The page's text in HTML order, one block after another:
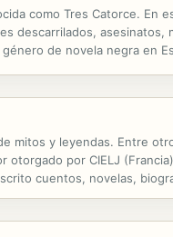
como Tres Catorce. En
descarrilados,
de novela negra en
mitos y leyendas. Entre
por CIELJ
cuentos, novelas,
para niños, incluyendo...